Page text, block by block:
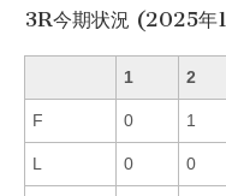
3R今期状況 (2025年
1 2
F 0 1
L 0 0